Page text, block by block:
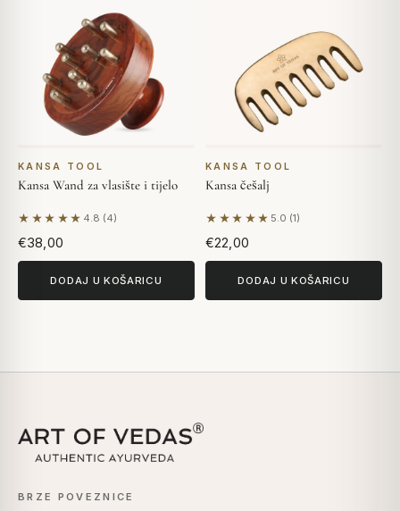
KANSA TOOL
Kansa Wand za vlasište i tijelo
★★★★★ 4.8 (4)
Na temelju 4 recenzija
€38,00
DODAJ U KOŠARICU
KANSA TOOL
Kansa češalj
★★★★★ 5.0 (1)
Na temelju 1 recenzije
€22,00
DODAJ U KOŠARICU
BRZE POVEZNICE